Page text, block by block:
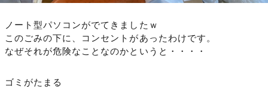
ノート型パソコンがでてきましたｗ
このごみの下に、コンセントがあったわけです。
なぜそれが危険なことなのかというと・・・・
ゴミがたまる